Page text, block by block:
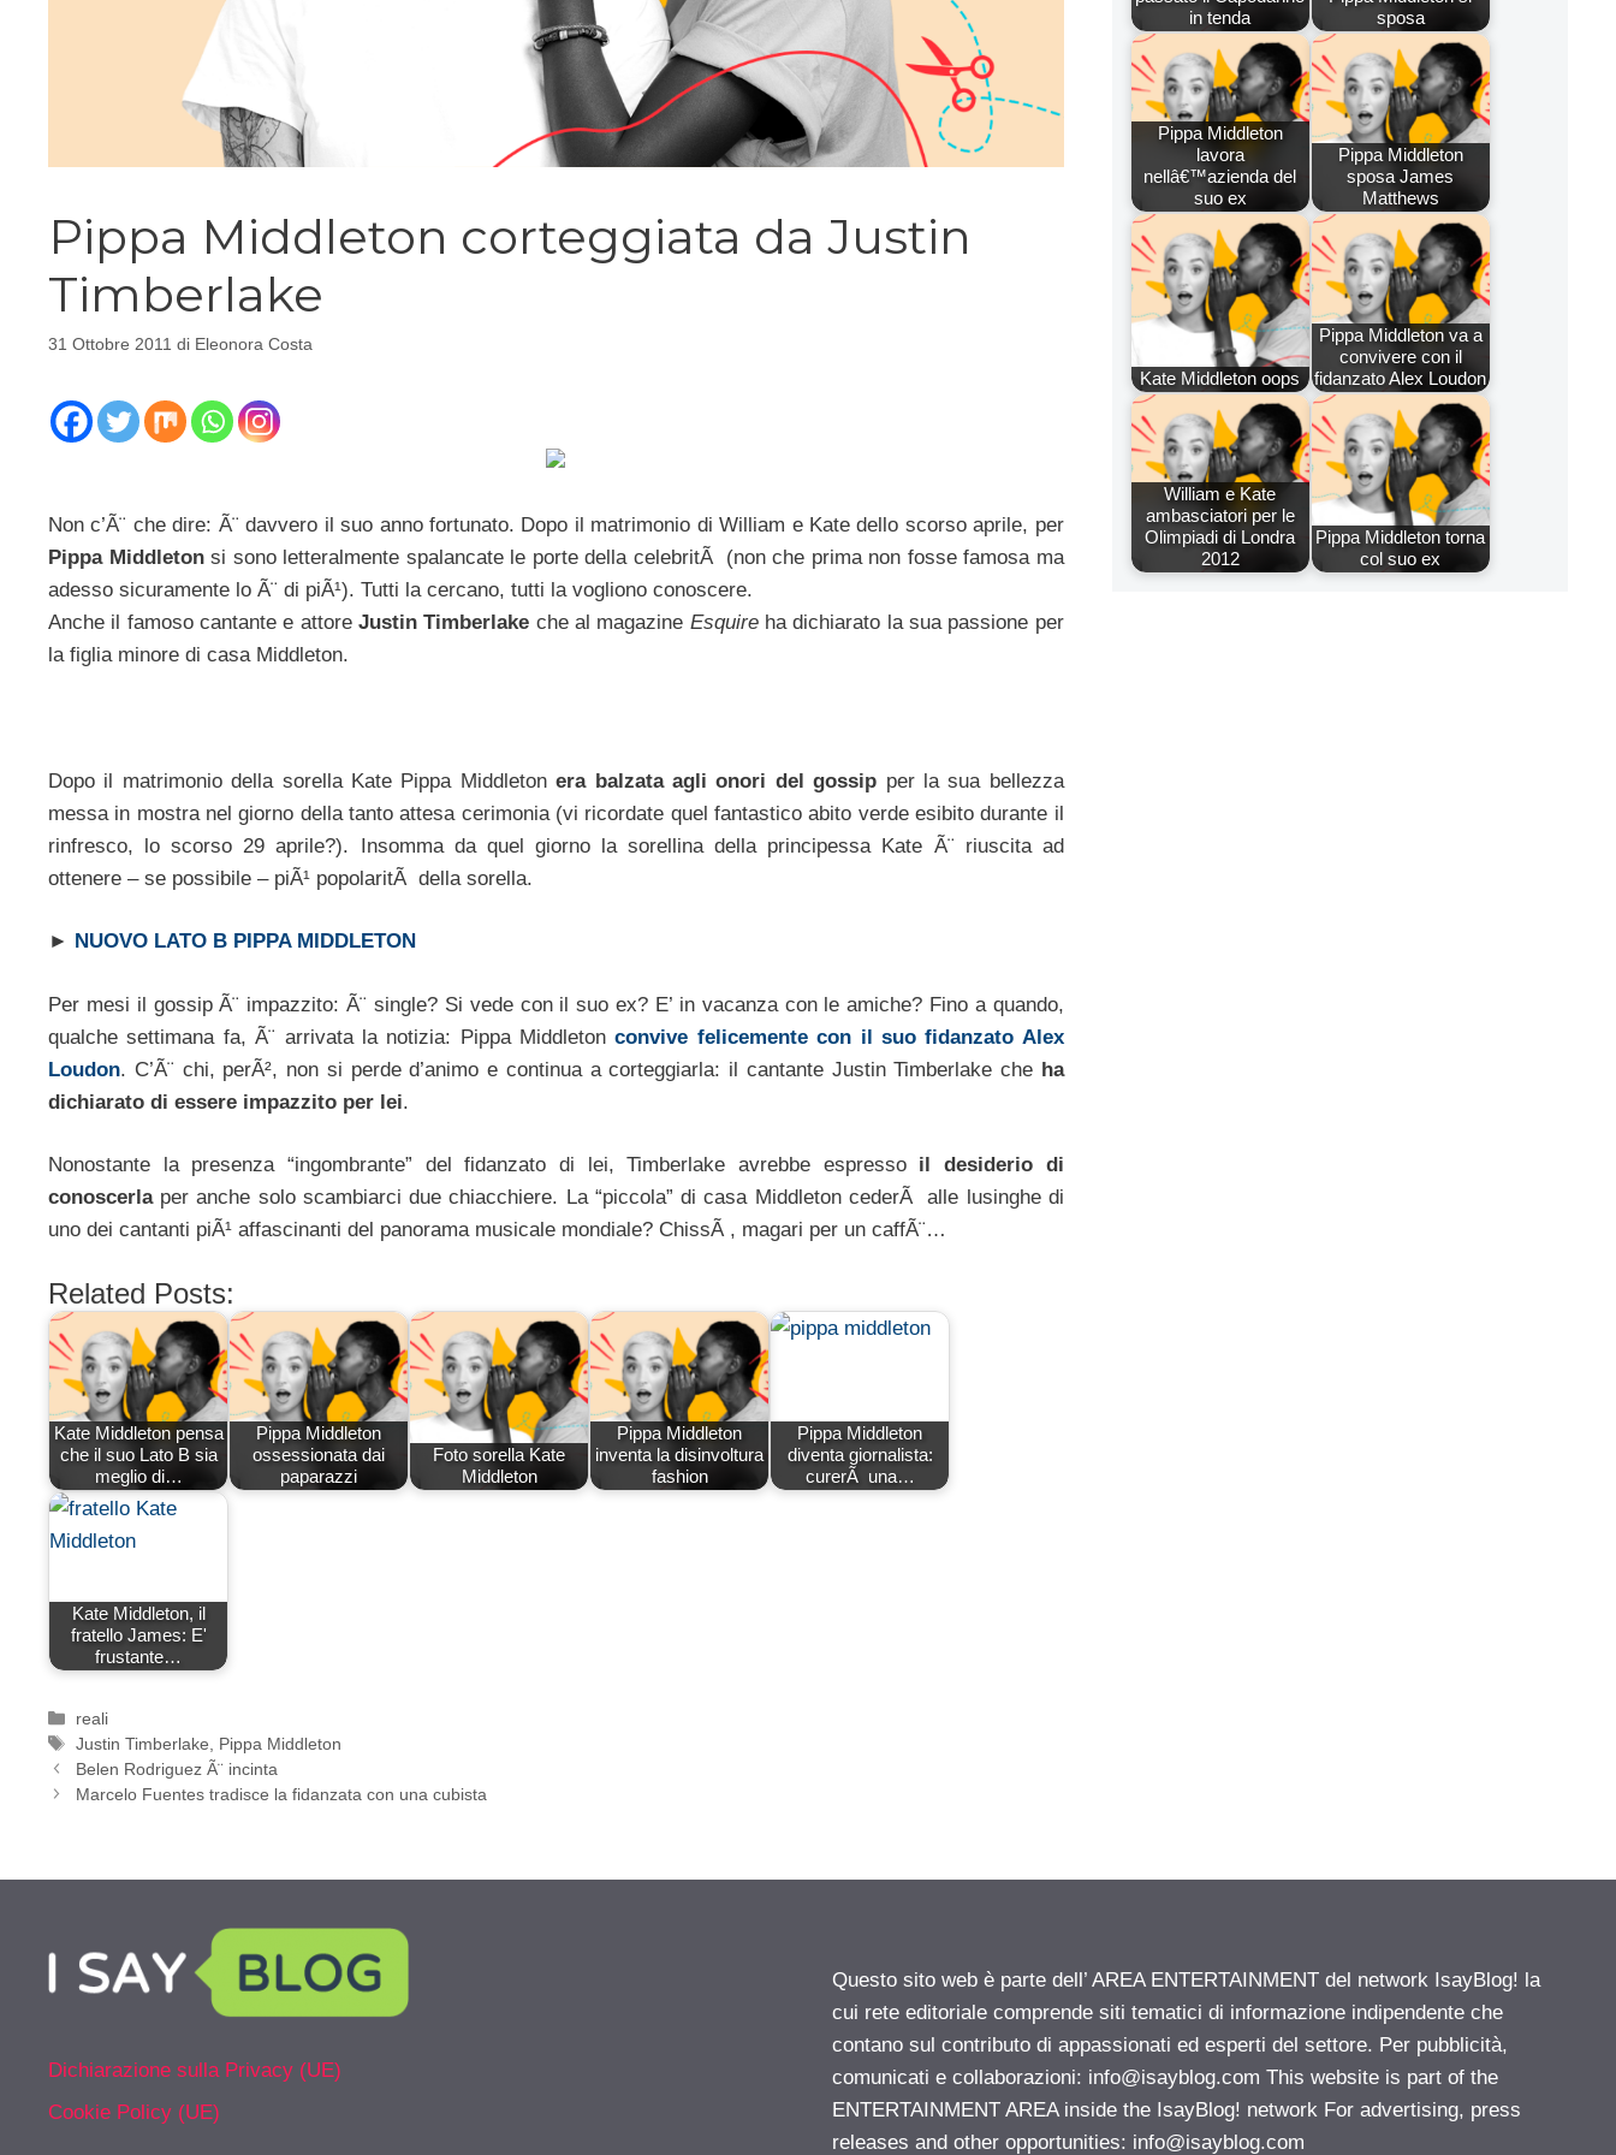
Pippa Middleton corteggiata da Justin
Timberlake
31 Ottobre 2011 di Eleonora Costa
Non c’Ã¨ che dire: Ã¨ davvero il suo anno fortunato. Dopo il matrimonio di William e Kate dello scorso aprile, per
Pippa Middletonsi sono letteralmente spalancate le porte della celebritÃ (non che prima non fosse famosa ma
adesso sicuramente lo Ã¨ di piÃ¹). Tutti la cercano, tutti la vogliono conoscere.
Anche il famoso cantante e attoreJustin Timberlake che al magazine Esquire ha dichiarato la sua passione per
la figlia minore di casa Middleton.
Dopo il matrimonio della sorella Kate Pippa Middletonera balzata agli onori del gossip per la sua bellezza
messa in mostra nel giorno della tanto attesa cerimonia (vi ricordate quel fantastico abito verde esibito durante il
rinfresco, lo scorso 29 aprile?). Insomma da quel giorno la sorellina della principessa Kate Ã¨ riuscita ad
ottenere – se possibile – piÃ¹ popolaritÃ della sorella.
► NUOVO LATO B PIPPA MIDDLETON
Per mesi il gossip Ã¨ impazzito: Ã¨ single? Si vede con il suo ex? E’ in vacanza con le amiche? Fino a quando,
qualche settimana fa, Ã¨ arrivata la notizia: Pippa Middleton convive felicemente con il suo fidanzato Alex
Loudon. C’Ã¨ chi, perÃ², non si perde d’animo e continua a corteggiarla: il cantante Justin Timberlake che ha
dichiarato di essere impazzito per lei.
Nonostante la presenza “ingombrante” del fidanzato di lei, Timberlake avrebbe espresso il desiderio di
conoscerla per anche solo scambiarci due chiacchiere. La “piccola” di casa Middleton cederÃ alle lusinghe di
uno dei cantanti piÃ¹ affascinanti del panorama musicale mondiale? ChissÃ , magari per un caffÃ¨…
Related Posts:
Kate Middleton pensa
che il suo Lato B sia
meglio di…
Pippa Middleton
ossessionata dai
paparazzi
Foto sorella Kate
Middleton
Pippa Middleton
inventa la disinvoltura
fashion
Pippa Middleton
diventa giornalista:
curerÃ una…
Kate Middleton, il
fratello James: E'
frustante…
Categorie
reali
Tag
Justin Timberlake
Pippa Middleton
Belen Rodriguez Ã¨ incinta
Marcelo Fuentes tradisce la fidanzata con una cubista
in tenda
sposa
Pippa Middleton
lavora
nellâ€™azienda del
suo ex
Pippa Middleton
sposa James
Matthews
Kate Middleton oops
Pippa Middleton va a
convivere con il
fidanzato Alex Loudon
William e Kate
ambasciatori per le
Olimpiadi di Londra
2012
Pippa Middleton torna
col suo ex
Dichiarazione sulla Privacy (UE)
Cookie Policy (UE)
Questo sito web è parte dell’ AREA ENTERTAINMENT del network IsayBlog! la
cui rete editoriale comprende siti tematici di informazione indipendente che
contano sul contributo di appassionati ed esperti del settore. Per pubblicità,
comunicati e collaborazioni: info@isayblog.com This website is part of the
ENTERTAINMENT AREA inside the IsayBlog! network For advertising, press
releases and other opportunities: info@isayblog.com